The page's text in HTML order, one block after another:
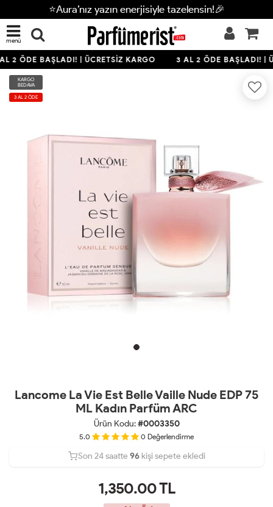
⭐Aura’nız yazın enerjisiyle tazelensin!🎉
menü
2 ÖDE BAŞLADI! | ÜCRETSİZ KARGO 3 AL 2 ÖDE BAŞLADI! |
KARGO
BEDAVA
3 AL 2 ÖDE
Lancome La Vie Est Belle Vaille Nude EDP 75
ML Kadın Parfüm ARC
Ürün Kodu:#0003350
5.0 0 Değerlendirme
44
Son 24 saatte 96kişi sepete ekledi
Son 24 saatte36kişi satın aldı
1,350.00TL